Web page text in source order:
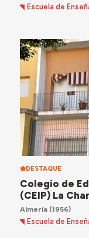
Escuela de
DESTAQUE
Colegio de
(CEIP) La
Almería(1956)
Escuela de